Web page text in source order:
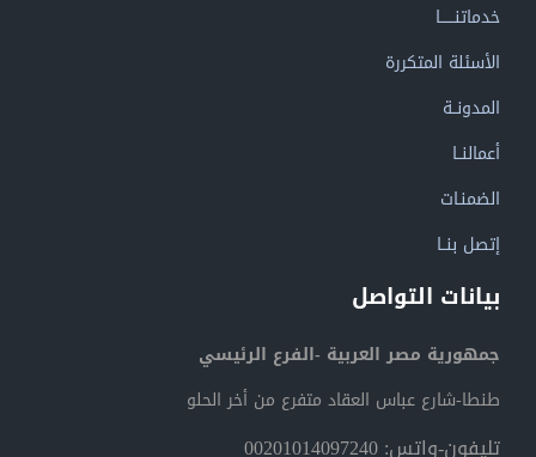
خدماتنــــــا
الأسئلة المتكررة
المدونــة
أعمالنــا
الضمنـات
إتصل بنــا
بيانات التواصل
جمهورية مصر العربية -الفرع الرئيسي
طنطا-شارع عباس العقاد متفرع من أخر الحلو
تليفون-واتس: 00201014097240